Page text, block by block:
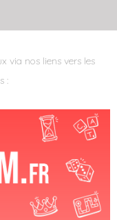
via nos liens vers les
: